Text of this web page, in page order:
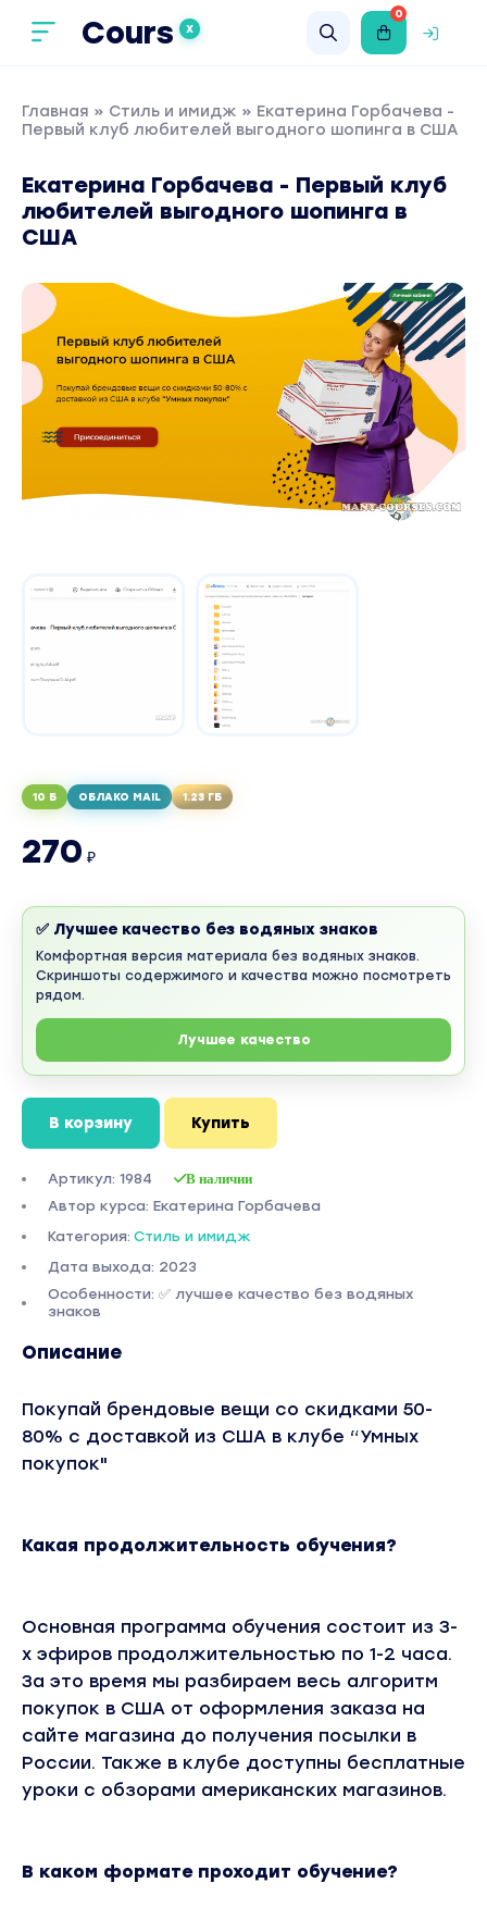
Cours X
0
Главная » Стиль и имидж » Екатерина Горбачева -
Первый клуб любителей выгодного шопинга в США
Екатерина Горбачева - Первый клуб
любителей выгодного шопинга в
США
10 Б ОБЛАКО MAIL 1.23 ГБ
270 ₽
✅ Лучшее качество без водяных знаков
Комфортная версия материала без водяных знаков.
Скриншоты содержимого и качества можно посмотреть
рядом.
Лучшее качество
В корзину Купить
Артикул: 1984 В наличии
Автор курса: Екатерина Горбачева
Категория: Стиль и имидж
Дата выхода: 2023
Особенности: ✅ лучшее качество без водяных
знаков
Описание
Покупай брендовые вещи со скидками 50-
80% с доставкой из США в клубе “Умных
покупок"
Какая продолжительность обучения?
Основная программа обучения состоит из 3-
х эфиров продолжительностью по 1-2 часа.
За это время мы разбираем весь алгоритм
покупок в США от оформления заказа на
сайте магазина до получения посылки в
России. Также в клубе доступны бесплатные
уроки с обзорами американских магазинов.
В каком формате проходит обучение?